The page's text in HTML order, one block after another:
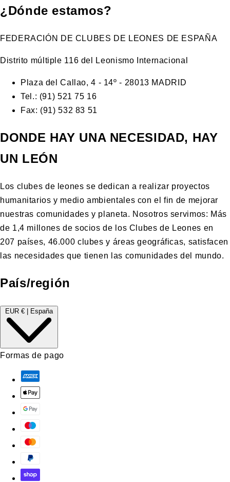
¿Dónde estamos?
FEDERACIÓN DE CLUBES DE LEONES DE ESPAÑA
Distrito múltiple 116 del Leonismo Internacional
Plaza del Callao, 4 - 14º - 28013 MADRID
Tel.: (91) 521 75 16
Fax: (91) 532 83 51
DONDE HAY UNA NECESIDAD, HAY
UN LEÓN
Los clubes de leones se dedican a realizar proyectos
humanitarios y medio ambientales con el fin de mejorar
nuestras comunidades y planeta. Nosotros servimos: Más
de 1,4 millones de socios de los Clubes de Leones en
207 países, 46.000 clubes y áreas geográficas, satisfacen
las necesidades que tienen las comunidades del mundo.
País/región
EUR € | España
Formas de pago